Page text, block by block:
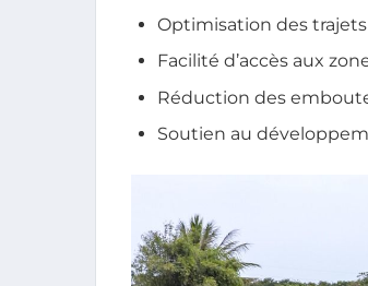
Optimisation des
Facilité d’accès aux
Réduction des
Soutien au